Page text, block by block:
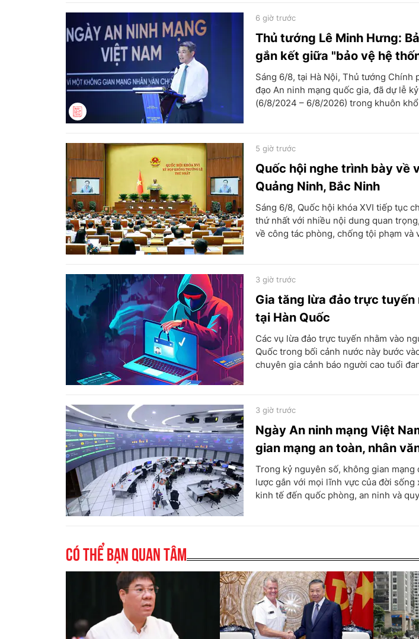
Thủ tướng Lê Minh Hưng:
gắn kết giữa "bảo vệ hệ
6 giờ trước
Sáng 6/8, tại Hà Nội, Thủ tướng Chính
đạo An ninh mạng quốc gia, đã dự lễ
(6/8/2024 – 6/8/2026) trong khuôn
Quốc hội nghe trình bày về
Quảng Ninh, Bắc Ninh
5 giờ trước
Sáng 6/8, Quốc hội khóa XVI tiếp tục
thứ nhất với nhiều nội dung quan
về công tác phòng, chống tội phạm và
Gia tăng lừa đảo trực
tại Hàn Quốc
3 giờ trước
Các vụ lừa đảo trực tuyến nhằm vào
Quốc trong bối cảnh nước này bước
chuyên gia cảnh báo người cao tuổi
Ngày An ninh mạng Việt
gian mạng an toàn, nhân
3 giờ trước
Trong kỷ nguyên số, không gian
lược gắn với mọi lĩnh vực của đời
kinh tế đến quốc phòng, an ninh và
Có thể bạn quan tâm